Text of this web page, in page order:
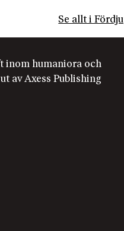
Se allt i
inom humaniora och
av Axess Publishing